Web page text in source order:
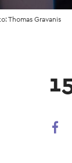
Thomas Gravanis